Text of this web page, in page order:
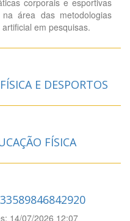
área das metodologias
em pesquisas.
E DESPORTOS
FÍSICA
14/07/2026 12:07